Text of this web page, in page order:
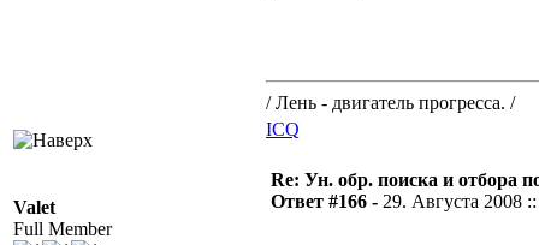
/ Лень - двигатель прогресса. /
ICQ
Valet
Full Member
Re: Ун. обр. поиска и отбора
Ответ #166 - 29. Августа 2008